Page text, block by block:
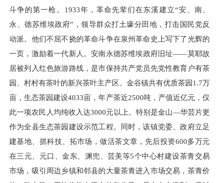
斗争的第一枪。 1933年，革命先辈们在东溪建立“安、南、
永、德苏维埃政府”，领导群众打土壕分田地，打击国民党反
动派。他们不屈不挠的革命斗争在泉州革命史上写下了光辉的
一页，激励着一代新人。安南永德苏维埃政府旧址——莫耶故
居被列入红色旅游路线，是市保持共产党员先党性教育户有茶
园、村村有茶叶的新兴茶叶主产区。金谷镇共有优质茶园1.7万
亩，生态茶园建设4033亩，年产茶近2500吨，产值近亿元，仅
此一项农民人均纯收入达3000元以上。特别是金山—华芸片更
作为全县生态茶园建设示范工程。同时，该镇党委、政府立足
建基地、抓科技、拓市场，做活茶文章，先后投资600多万元
在三元、元口、金东、渊兜、芸美等5个中心村建设茶青交易
市场，吸引周边乡镇和邻县的大量茶青进入市场交易，茶青价